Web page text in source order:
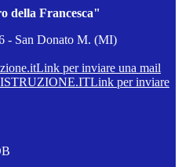
della Francesca"
- San Donato M. (MI)
Link per inviare una mail
Link per inviare